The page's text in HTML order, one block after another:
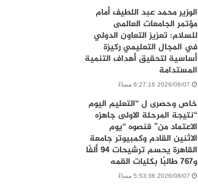
الوزير محمد عبد اللطيف أمام
مؤتمر الجامعات العالمى
للسلام: تعزيز التعاون الدولي
في المجال التعليمي ركيزة
أساسية لتحقيق أهداف التنمية
المستدامة
2026/08/07 6:27:16 مساءً
خاص وحصرى ل “التعليم اليوم
“نتيجة المرحلة الاولى جاهزه
الاعتماد من” قنصوه “يوم
الاثنين القادم وكمبيوتر جامعة
القاهرة يحسم ترشيحات 94 ألفًا
و767 طالبًا بكليات القمه
2026/08/07 5:53:36 مساءً